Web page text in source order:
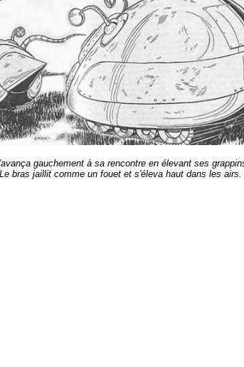
gauchement à sa rencontre en élevant ses
bras jaillit comme un fouet et s'éleva haut dans les